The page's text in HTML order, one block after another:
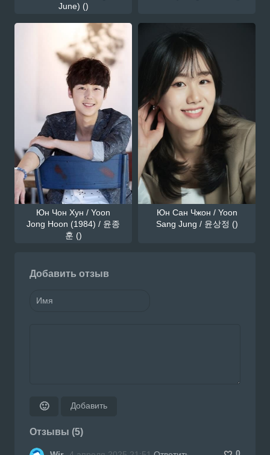
June) ()
Юн Чон Хун / Yoon
Jong Hoon (1984) / 윤종
훈 ()
Юн Сан Чжон / Yoon
Sang Jung / 윤상정 ()
Добавить отзыв
🙂 Добавить
Отзывы (5)
0